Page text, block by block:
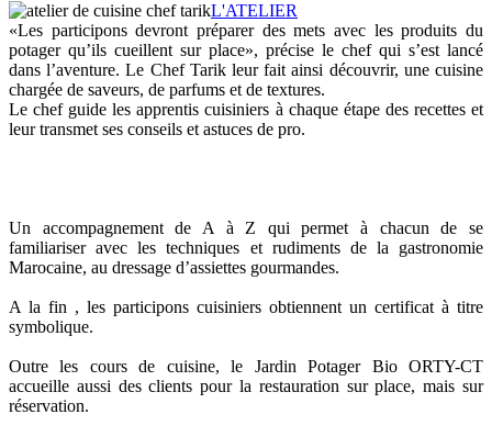
L'ATELIER
«Les participons devront préparer des mets avec les produits du
potager qu’ils cueillent sur place», précise le chef qui s’est lancé
dans l’aventure. Le Chef Tarik leur fait ainsi découvrir, une cuisine
chargée de saveurs, de parfums et de textures.
Le chef guide les apprentis cuisiniers à chaque étape des recettes et
leur transmet ses conseils et astuces de pro.
Un accompagnement de A à Z qui permet à chacun de se
familiariser avec les techniques et rudiments de la gastronomie
Marocaine, au dressage d’assiettes gourmandes.
A la fin , les participons cuisiniers obtiennent un certificat à titre
symbolique.
Outre les cours de cuisine, le Jardin Potager Bio ORTY-CT
accueille aussi des clients pour la restauration sur place, mais sur
réservation.